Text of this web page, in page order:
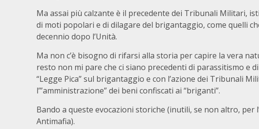
Ma assai più calzante è il precedente dei Tribunali Militari,
di moti popolari e di dilagare del brigantaggio, come quelli
decennio dopo l’Unità.
Ma non c’è bisogno di rifarsi alla storia per capire la vera
resto non mi pare che ci siano precedenti di parassitismo e
“Legge Pica” sul brigantaggio e con l’azione dei Tribunali
l’”amministrazione” dei beni confiscati ai “briganti”.
Bando a queste evocazioni storiche (inutili, se non altro,
Antimafia).